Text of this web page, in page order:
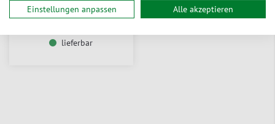
ab CHF 0.0865 / St.
lieferbar
Einstellungen anpassen Alle akzeptieren